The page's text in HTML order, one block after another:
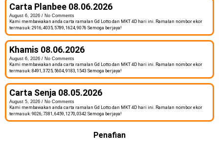
Carta Planbee 08.06.2026
August 6, 2026
No Comments
Kami membawakan anda carta ramalan Gd Lotto dan MKT 4D hari ini. Ramalan nombor ekor
termasuk: 2916, 4035, 5789, 1624, 9076 Semoga berjaya!
Khamis 08.06.2026
August 6, 2026
No Comments
Kami membawakan anda carta ramalan Gd Lotto dan MKT 4D hari ini. Ramalan nombor ekor
termasuk: 8491, 3725, 5604, 9183, 1543 Semoga berjaya!
Carta Senja 08.05.2026
August 5, 2026
No Comments
Kami membawakan anda carta ramalan Gd Lotto dan MKT 4D hari ini. Ramalan nombor ekor
termasuk: 9026, 7381, 6459, 1270, 0342 Semoga berjaya!
Penafian